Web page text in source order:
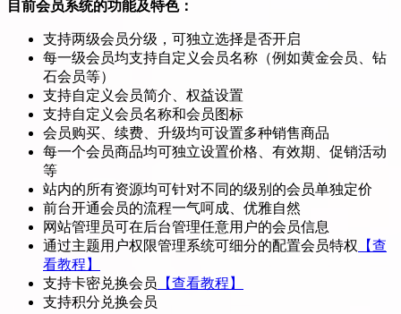
目前会员系统的功能及特色：
支持两级会员分级，可独立选择是否开启
每一级会员均支持自定义会员名称（例如黄金会员、钻
石会员等）
支持自定义会员简介、权益设置
支持自定义会员名称和会员图标
会员购买、续费、升级均可设置多种销售商品
每一个会员商品均可独立设置价格、有效期、促销活动
等
站内的所有资源均可针对不同的级别的会员单独定价
前台开通会员的流程一气呵成、优雅自然
网站管理员可在后台管理任意用户的会员信息
通过主题用户权限管理系统可细分的配置会员特权 【查
看教程】
支持卡密兑换会员 【查看教程】
支持积分兑换会员